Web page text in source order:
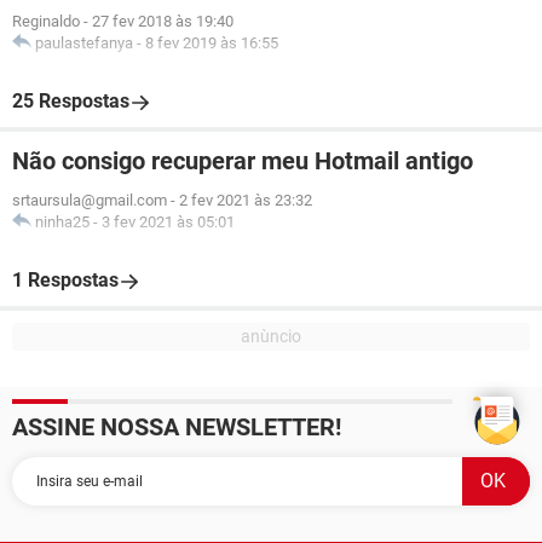
Reginaldo - 27 fev 2018 às 19:40
paulastefanya - 8 fev 2019 às 16:55
25 Respostas
Não consigo recuperar meu Hotmail antigo
srtaursula@gmail.com - 2 fev 2021 às 23:32
ninha25 - 3 fev 2021 às 05:01
1 Respostas
ASSINE NOSSA NEWSLETTER!